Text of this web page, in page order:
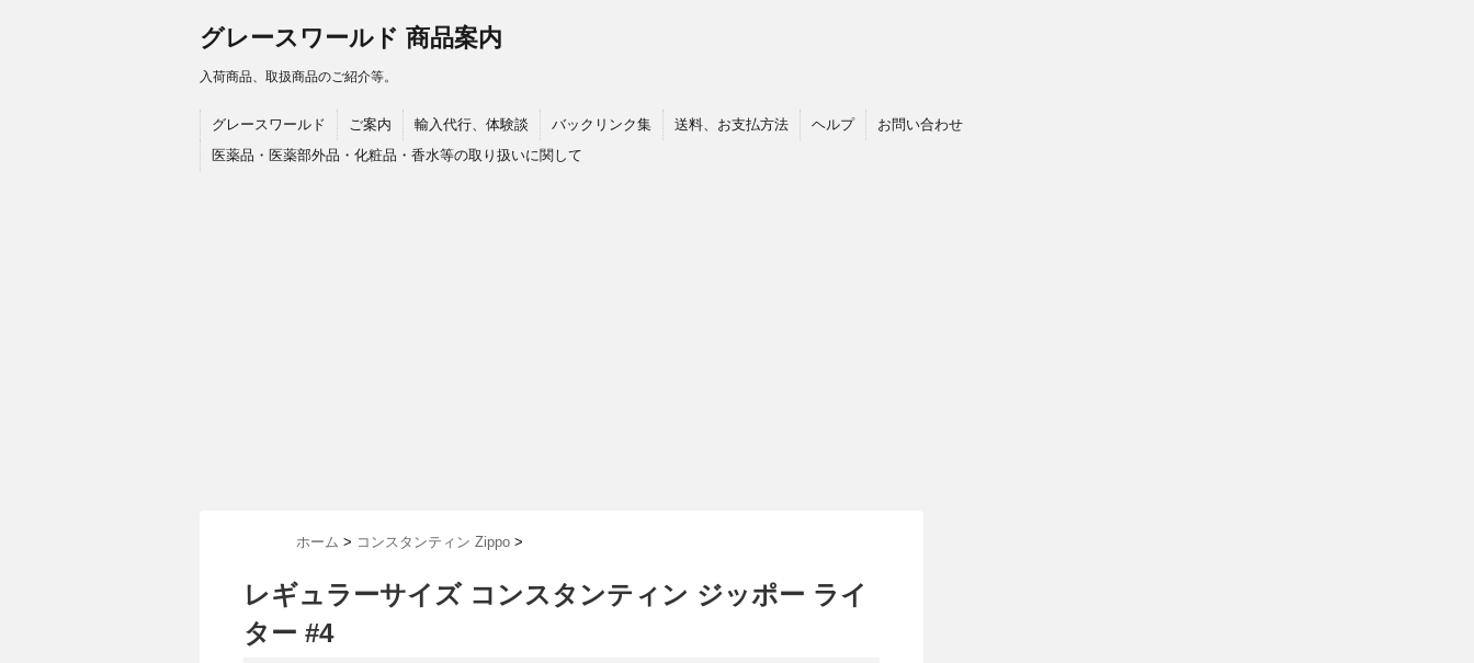
グレースワールド 商品案内
入荷商品、取扱商品のご紹介等。
グレースワールド ご案内 輸入代行、体験談 バックリンク集 送料、お支払方法 ヘルプ
お問い合わせ
医薬品・医薬部外品・化粧品・香水等の取り扱いに関して
ホーム > コンスタンティン Zippo >
レギュラーサイズ コンスタンティン ジッポー ライ
ター #4